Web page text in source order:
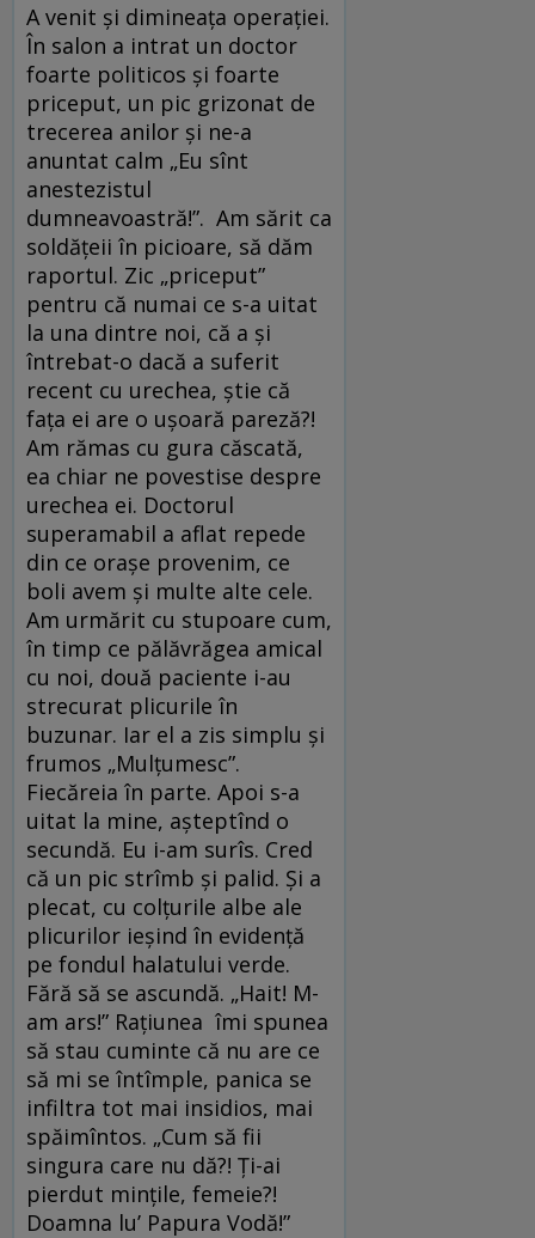
A venit și dimineața operației.
În salon a intrat un doctor
foarte politicos și foarte
priceput, un pic grizonat de
trecerea anilor și ne-a
anuntat calm „Eu sînt
anestezistul
dumneavoastră!”. Am sărit ca
soldățeii în picioare, să dăm
raportul. Zic „priceput”
pentru că numai ce s-a uitat
la una dintre noi, că a și
întrebat-o dacă a suferit
recent cu urechea, știe că
fața ei are o ușoară pareză?!
Am rămas cu gura căscată,
ea chiar ne povestise despre
urechea ei. Doctorul
superamabil a aflat repede
din ce orașe provenim, ce
boli avem și multe alte cele.
Am urmărit cu stupoare cum,
în timp ce pălăvrăgea amical
cu noi, două paciente i-au
strecurat plicurile în
buzunar. Iar el a zis simplu și
frumos „Mulțumesc”.
Fiecăreia în parte. Apoi s-a
uitat la mine, așteptînd o
secundă. Eu i-am surîs. Cred
că un pic strîmb și palid. Și a
plecat, cu colțurile albe ale
plicurilor ieșind în evidență
pe fondul halatului verde.
Fără să se ascundă. „Hait! M-
am ars!” Rațiunea îmi spunea
să stau cuminte că nu are ce
să mi se întîmple, panica se
infiltra tot mai insidios, mai
spăimîntos. „Cum să fii
singura care nu dă?! Ți-ai
pierdut mințile, femeie?!
Doamna lu’ Papura Vodă!”